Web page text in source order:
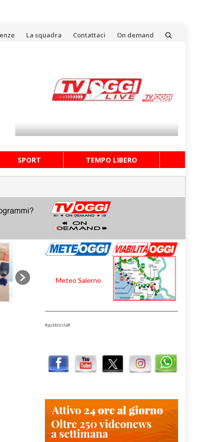
La squadra Contattaci On demand
SPORT TEMPO LIBERO
Meteo Salerno
#pubblicità#